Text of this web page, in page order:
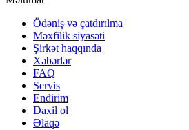
Ödəniş və çatdırılma
Məxfilik siyasəti
Şirkət haqqında
Xəbərlər
FAQ
Servis
Endirim
Daxil ol
Əlaqə